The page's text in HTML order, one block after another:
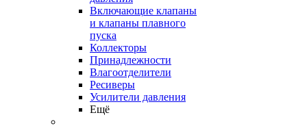
Включающие клапаны
и клапаны плавного
пуска
Коллекторы
Принадлежности
Влагоотделители
Ресиверы
Усилители давления
Ещё